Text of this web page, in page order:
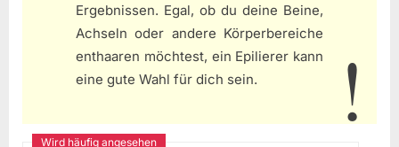
Ergebnissen. Egal, ob du deine Beine,
Achseln oder andere Körperbereiche
enthaaren möchtest, ein Epilierer kann
eine gute Wahl für dich sein.